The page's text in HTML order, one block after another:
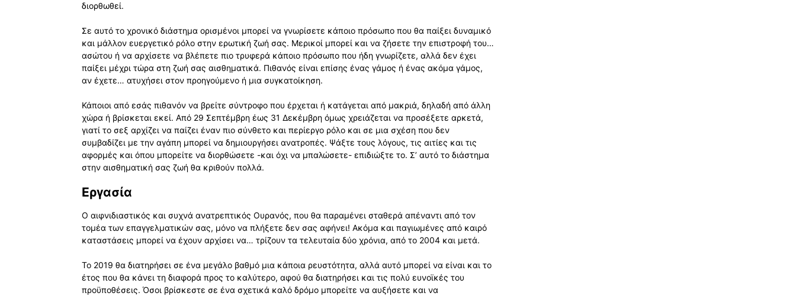
διορθωθεί.
Σε αυτό το χρονικό διάστημα ορισμένοι μπορεί να γνωρίσετε κάποιο πρόσωπο που θα παίξει δυναμικό
και μάλλον ευεργετικό ρόλο στην ερωτική ζωή σας. Μερικοί μπορεί και να ζήσετε την επιστροφή του…
ασώτου ή να αρχίσετε να βλέπετε πιο τρυφερά κάποιο πρόσωπο που ήδη γνωρίζετε, αλλά δεν έχει
παίξει μέχρι τώρα στη ζωή σας αισθηματικά. Πιθανός είναι επίσης ένας γάμος ή ένας ακόμα γάμος,
αν έχετε… ατυχήσει στον προηγούμενο ή μια συγκατοίκηση.
Κάποιοι από εσάς πιθανόν να βρείτε σύντροφο που έρχεται ή κατάγεται από μακριά, δηλαδή από άλλη
χώρα ή βρίσκεται εκεί. Από 29 Σεπτέμβρη έως 31 Δεκέμβρη όμως χρειάζεται να προσέξετε αρκετά,
γιατί το σεξ αρχίζει να παίζει έναν πιο σύνθετο και περίεργο ρόλο και σε μια σχέση που δεν
συμβαδίζει με την αγάπη μπορεί να δημιουργήσει ανατροπές. Ψάξτε τους λόγους, τις αιτίες και τις
αφορμές και όπου μπορείτε να διορθώσετε -και όχι να μπαλώσετε- επιδιώξτε το. Σ’ αυτό το διάστημα
στην αισθηματική σας ζωή θα κριθούν πολλά.
Εργασία
Ο αιφνιδιαστικός και συχνά ανατρεπτικός Ουρανός, που θα παραμένει σταθερά απέναντι από τον
τομέα των επαγγελματικών σας, μόνο να πλήξετε δεν σας αφήνει! Ακόμα και παγιωμένες από καιρό
καταστάσεις μπορεί να έχουν αρχίσει να… τρίζουν τα τελευταία δύο χρόνια, από το 2004 και μετά.
Το 2019 θα διατηρήσει σε ένα μεγάλο βαθμό μια κάποια ρευστότητα, αλλά αυτό μπορεί να είναι και το
έτος που θα κάνει τη διαφορά προς το καλύτερο, αφού θα διατηρήσει και τις πολύ ευνοϊκές του
προϋποθέσεις. Όσοι βρίσκεστε σε ένα σχετικά καλό δρόμο μπορείτε να αυξήσετε και να